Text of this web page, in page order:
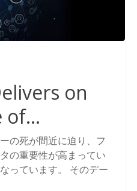
on
of
の死が間近に迫り、フ
の重要性が高まってい
っています。 そのデー